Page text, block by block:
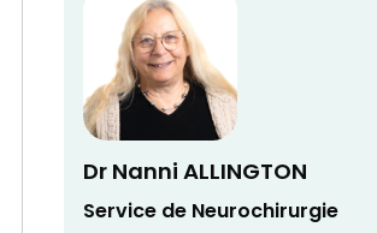
Dr Nanni ALLINGTON
Service de Neurochirurgie